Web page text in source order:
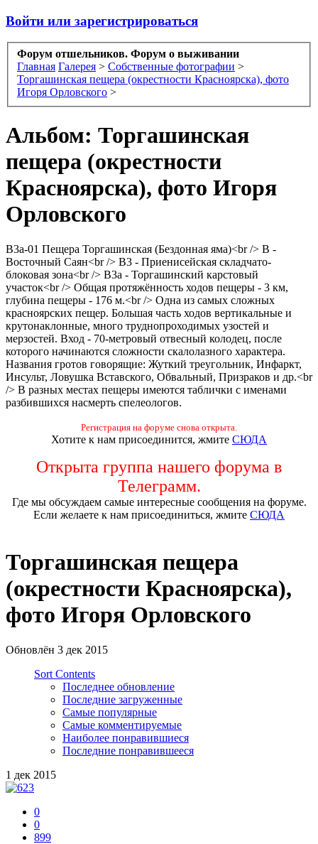
Войти или зарегистрироваться
Форум отшельников. Форум о выживании
Главная Галерея > Собственные фотографии >
Торгашинская пещера (окрестности Красноярска), фото
Игоря Орловского >
Альбом: Торгашинская
пещера (окрестности
Красноярска), фото Игоря
Орловского
В3а-01 Пещера Торгашинская (Бездонная яма)<br /> В -
Восточный Саян<br /> В3 - Приенисейская складчато-
блоковая зона<br /> В3а - Торгашинский карстовый
участок<br /> Общая протяжённость ходов пещеры - 3 км,
глубина пещеры - 176 м.<br /> Одна из самых сложных
красноярских пещер. Большая часть ходов вертикальные и
крутонаклонные, много труднопроходимых узостей и
мерзостей. Вход - 70-метровый отвесный колодец, после
которого начинаются сложности скалолазного характера.
Названия гротов говорящие: Жуткий треугольник, Инфаркт,
Инсульт, Ловушка Вставского, Обвальный, Призраков и др.<br
/> В разных местах пещеры имеются таблички с именами
разбившихся насмерть спелеологов.
Регистрация на форуме снова открыта.
Хотите к нам присоединится, жмите СЮДА
Открыта группа нашего форума в
Телеграмм.
Где мы обсуждаем самые интересные сообщения на форуме.
Если желаете к нам присоединиться, жмите СЮДА
Торгашинская пещера
(окрестности Красноярска),
фото Игоря Орловского
Обновлён 3 дек 2015
Sort Contents
Последнее обновление
Последние загруженные
Самые популярные
Самые комментируемые
Наиболее понравившиеся
Последние понравившееся
1 дек 2015
0
0
899